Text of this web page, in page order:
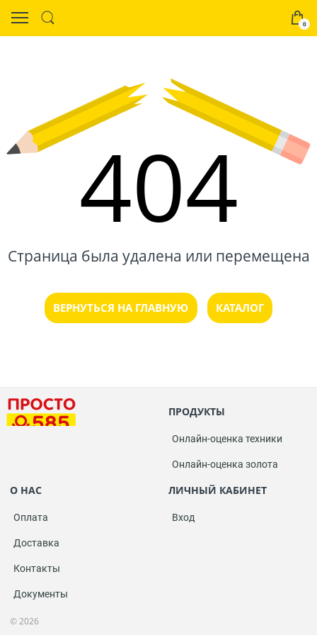
0
404
Страница была удалена или перемещена
ВЕРНУТЬСЯ НА ГЛАВНУЮ КАТАЛОГ
ПРОДУКТЫ
Онлайн-оценка техники
Онлайн-оценка золота
О НАС
Оплата
Доставка
Контакты
Документы
ЛИЧНЫЙ КАБИНЕТ
Вход
© 2026